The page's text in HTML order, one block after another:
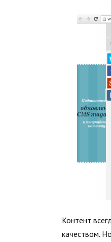
Контент
качеством.